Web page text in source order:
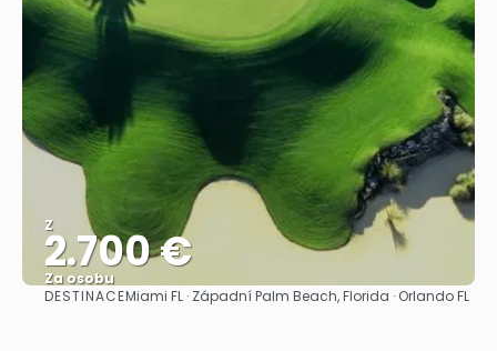
Z
2.700 €
Za osobu
Zobrazit
DESTINACEMiami FL · Západní Palm Beach, Florida · Orlando FL